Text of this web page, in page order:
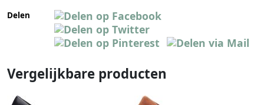
Delen
Vergelijkbare producten